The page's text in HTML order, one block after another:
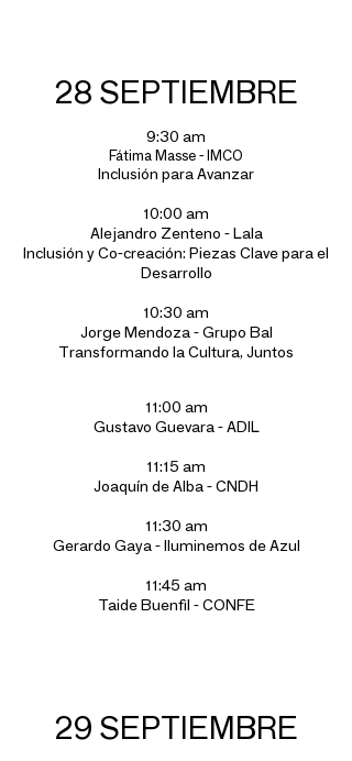
28 SEPTIEMBRE
9:30 am
Fátima Masse - IMCO
Inclusión para Avanzar
10:00 am
Alejandro Zenteno - Lala
Inclusión y Co-creación: Piezas Clave para el
Desarrollo
10:30 am
Jorge Mendoza - Grupo Bal
Transformando la Cultura, Juntos
11:00 am
Gustavo Guevara - ADIL
11:15 am
Joaquín de Alba - CNDH
11:30 am
Gerardo Gaya - Iluminemos de Azul
11:45 am
Taide Buenfil - CONFE
29 SEPTIEMBRE